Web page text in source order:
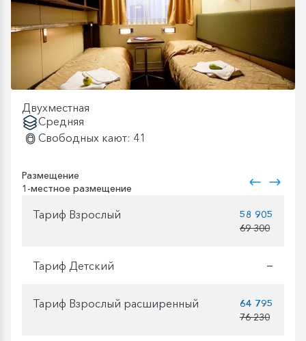
Двухместная
Средняя
Свободных кают: 41
Размещение
1-местное размещение
Тариф Взрослый
58 905
69 300
Тариф Детский —
Тариф Взрослый расширенный
64 795
76 230